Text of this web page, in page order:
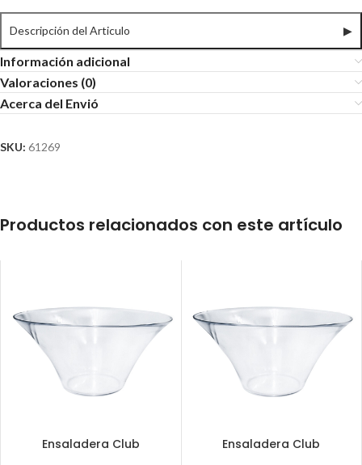
Descripción del Articulo ▶
Información adicional
Valoraciones (0)
Acerca del Envió
SKU: 61269
Productos relacionados con este artículo
Ensaladera Club Ensaladera Club